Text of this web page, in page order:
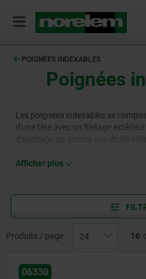
POIGNÉES INDEXABLES
Poignées
Les poignées indexables se
d'une tête avec un filetage
des tâches de serrage simples, en
fonction de sécurité pour éviter les
Afficher plus
Produits / page 16
06330